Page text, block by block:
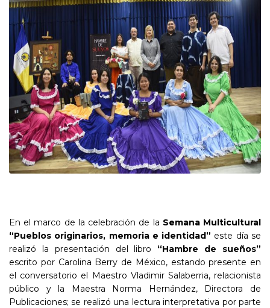
En el marco de la celebración de la Semana Multicultural
“Pueblos originarios, memoria e identidad” este día se
realizó la presentación del libro “Hambre de sueños”
escrito por Carolina Berry de México, estando presente en
el conversatorio el Maestro Vladimir Salaberria, relacionista
público y la Maestra Norma Hernández, Directora de
Publicaciones; se realizó una lectura interpretativa por parte